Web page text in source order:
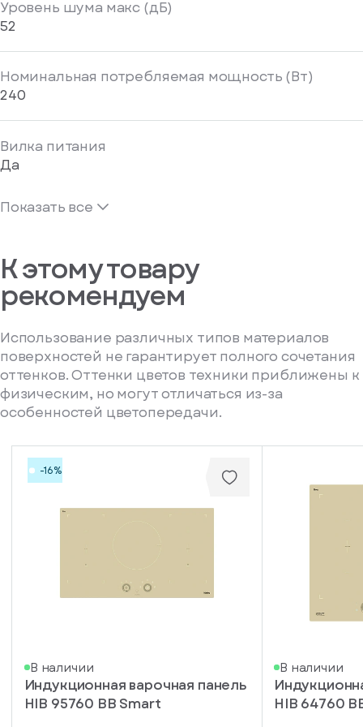
Уровень шума макс (дБ)
52
Номинальная потребляемая мощность (Вт)
240
Вилка питания
Да
Показать все
К этому товару
рекомендуем
Использование различных типов материалов
поверхностей не гарантирует полного сочетания
оттенков. Оттенки цветов техники приближены к
физическим, но могут отличаться из-за
особенностей цветопередачи.
-16%
В наличии
Индукционная варочная панель
HIB 95760 BB Smart
В наличии
HIB 64760